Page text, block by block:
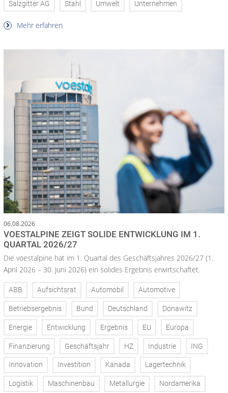
Salzgitter AG Stahl Umwelt Unternehmen
Mehr erfahren
06.08.2026
VOESTALPINE ZEIGT SOLIDE ENTWICKLUNG IM 1.
QUARTAL 2026/27
Die voestalpine hat im 1. Quartal des Geschäftsjahres 2026/27 (1.
April 2026 – 30. Juni 2026) ein solides Ergebnis erwirtschaftet.
ABB Aufsichtsrat Automobil Automotive
Betriebsergebnis Bund Deutschland Donawitz
Energie Entwicklung Ergebnis EU Europa
Finanzierung Geschäftsjahr HZ Industrie ING
Innovation Investition Kanada Lagertechnik
Logistik Maschinenbau Metallurgie Nordamerika